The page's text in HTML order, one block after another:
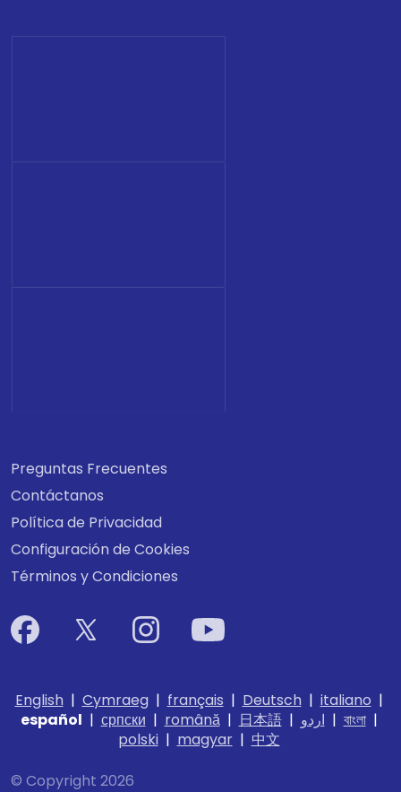
Preguntas Frecuentes
Contáctanos
Política de Privacidad
Configuración de Cookies
Términos y Condiciones
English| Cymraeg| français | Deutsch| italiano |
español | српски | română| 日本語| اردو | বাংলা|
polski| magyar| 中文
© Copyright 2026